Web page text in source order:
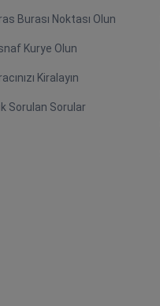
Burası Noktası Olun
Kurye Olun
Kiralayın
Sorulan Sorular